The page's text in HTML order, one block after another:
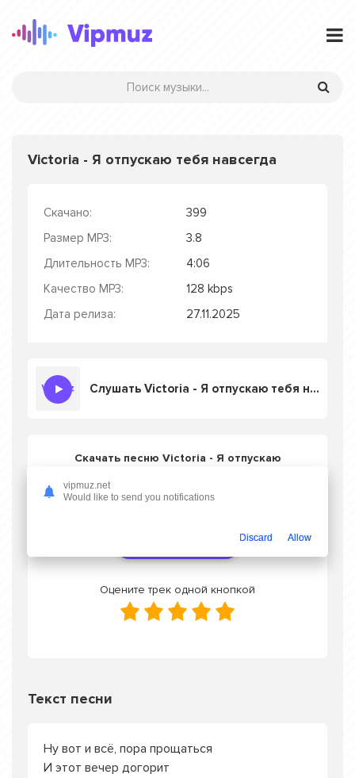
Victoria - Я отпускаю тебя навсегда
Скачано:
399
Размер MP3:
3.8
Длительность MP3:
4:06
Качество MP3:
128 kbps
Дата релиза:
27.11.2025
Слушать Victoria - Я отпускаю тебя навсегда
Скачать песню Victoria - Я отпускаю
Оцените трек одной кнопкой
Текст песни
Ну вот и всё, пора прощаться
И этот вечер догорит
vipmuz.net
Would like to send you notifications
Discard Allow